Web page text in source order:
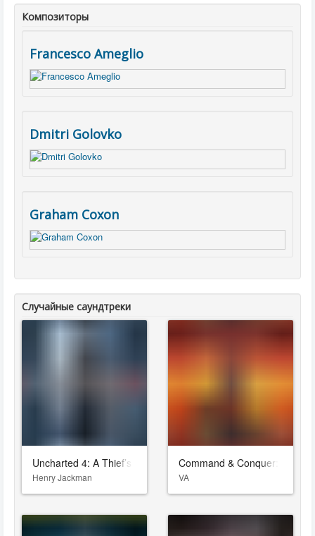
Композиторы
Francesco Ameglio
Dmitri Golovko
Graham Coxon
Случайные саундтреки
Uncharted 4: A Thief’s End
Henry Jackman
Command & Conquer: Red
VA